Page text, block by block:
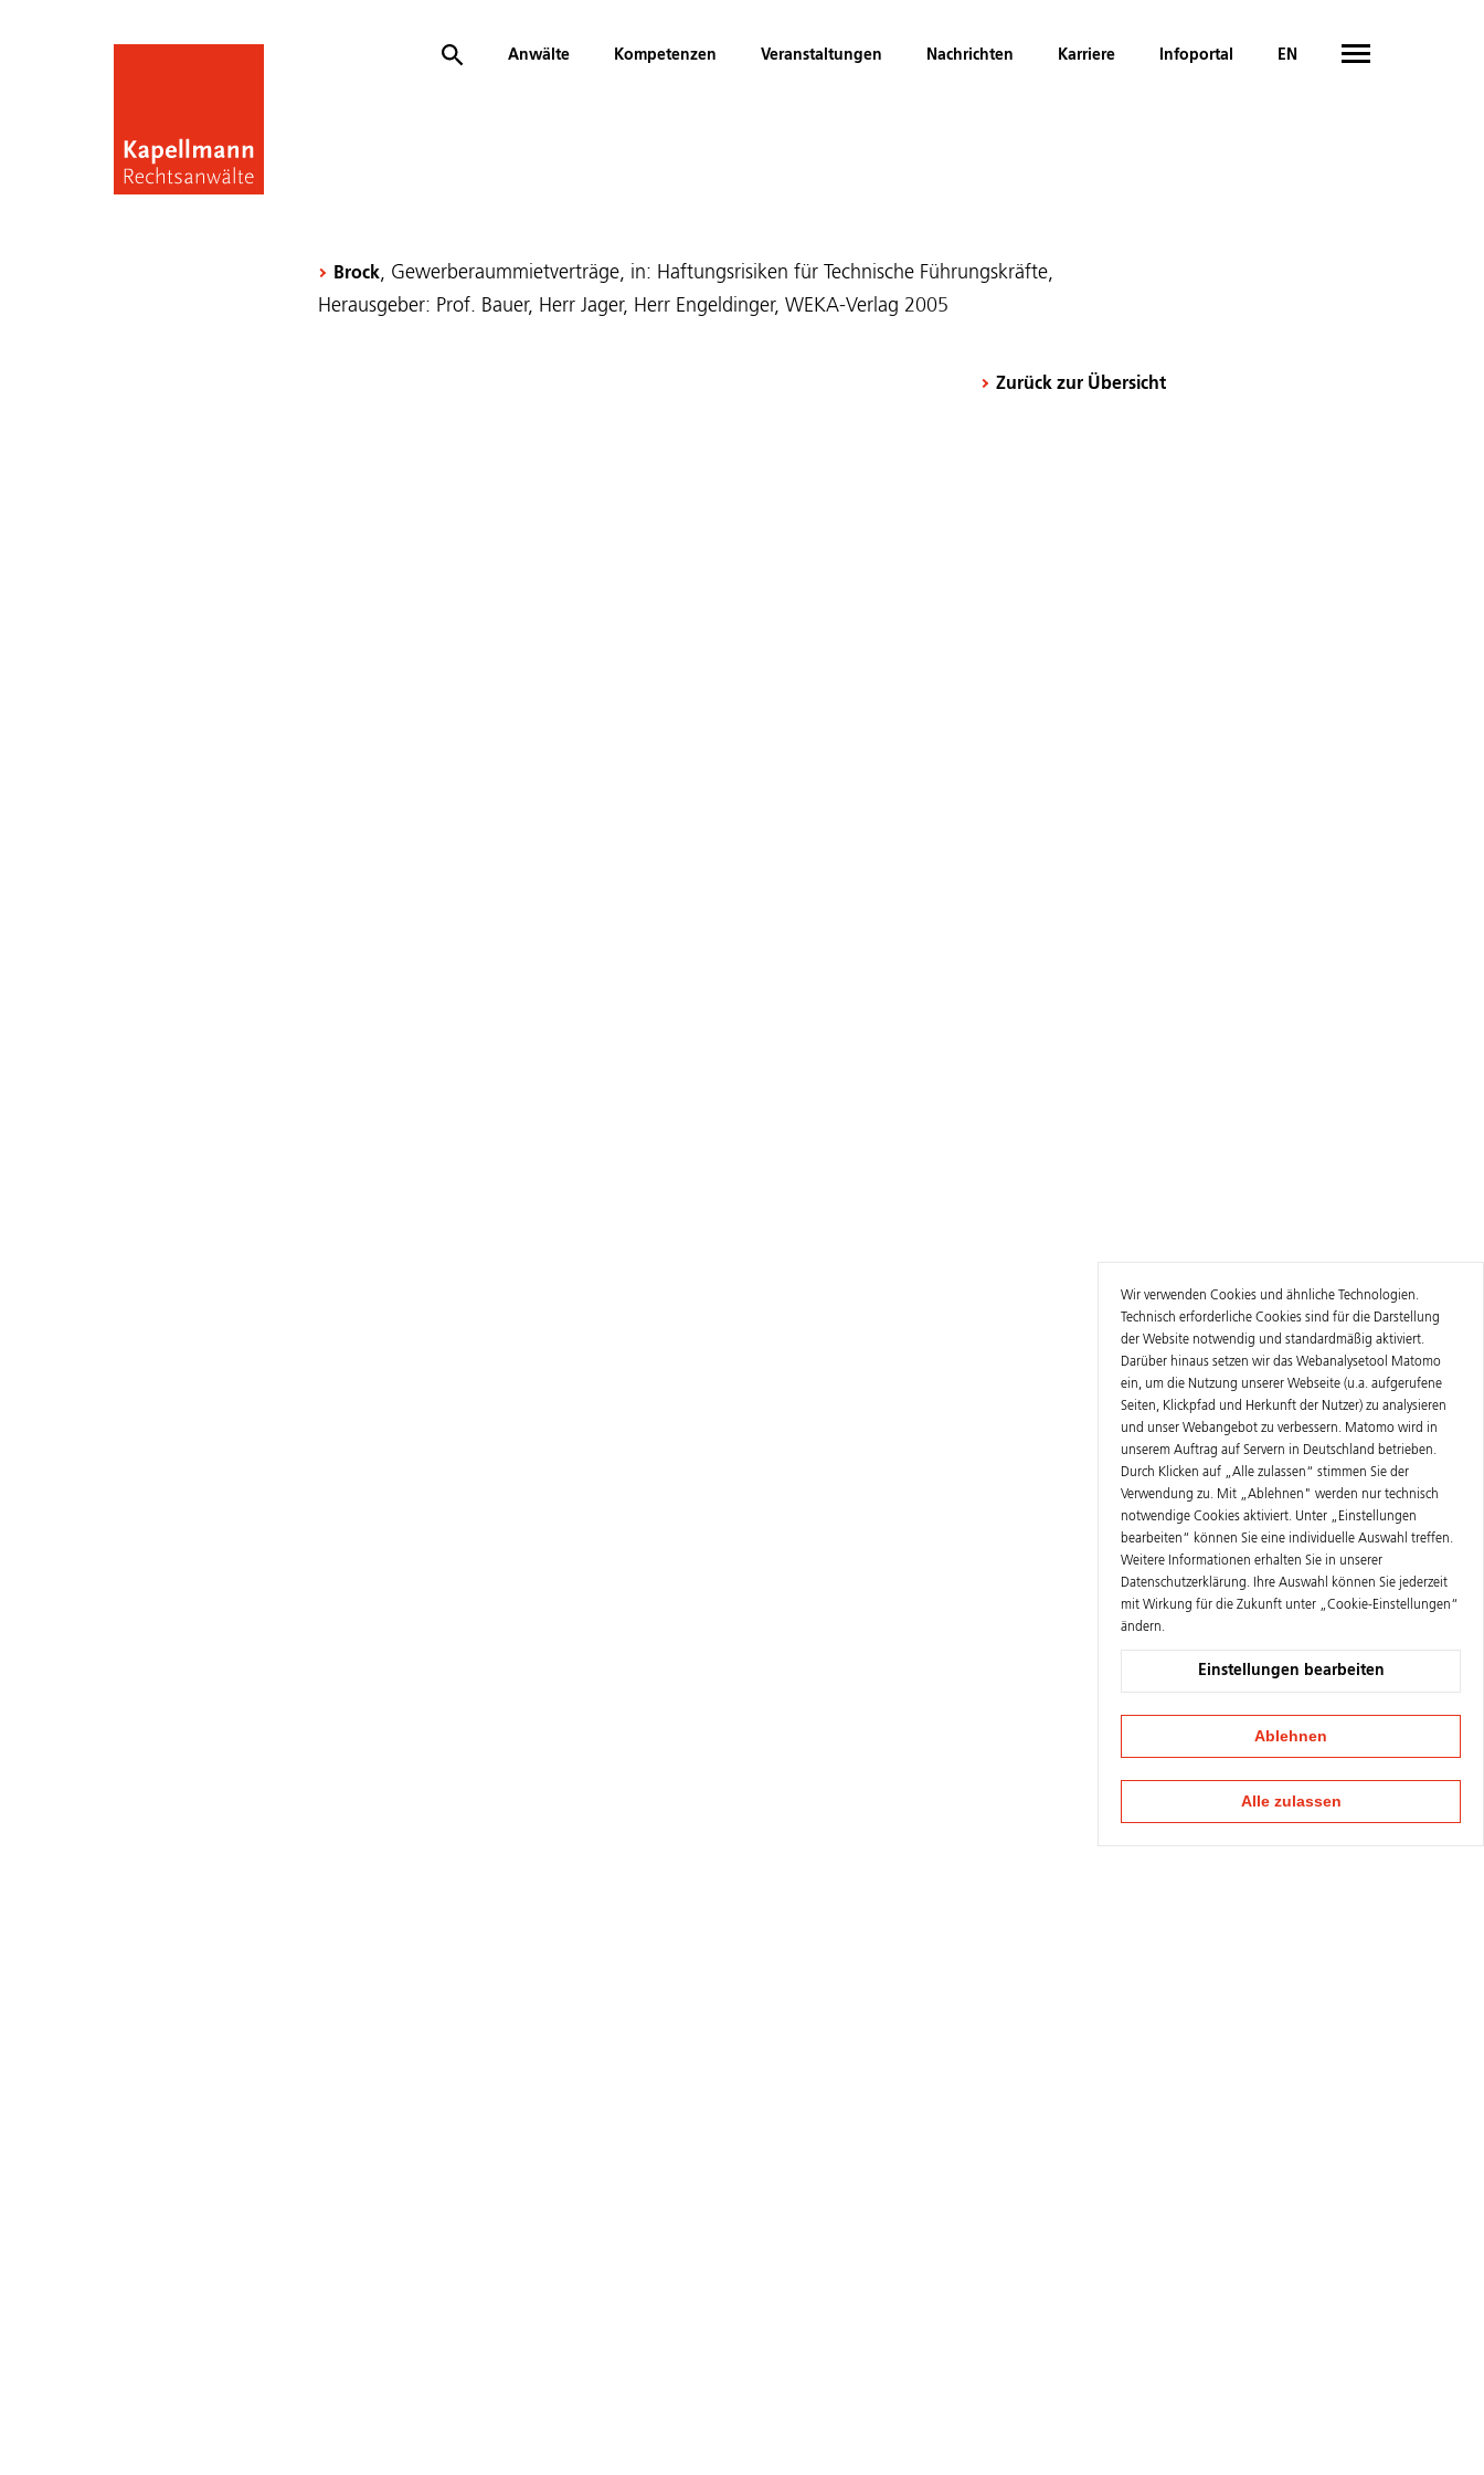
Anwälte Kompetenzen Veranstaltungen Nachrichten Karriere Infoportal EN
Brock, Gewerberaummietverträge, in: Haftungsrisiken für Technische Führungskräfte,
Herausgeber: Prof. Bauer, Herr Jager, Herr Engeldinger, WEKA-Verlag 2005
Zurück zur Übersicht
Wir verwenden Cookies und ähnliche Technologien.
Technisch erforderliche Cookies sind für die Darstellung
der Website notwendig und standardmäßig aktiviert.
Darüber hinaus setzen wir das Webanalysetool Matomo
ein, um die Nutzung unserer Webseite (u.a. aufgerufene
Seiten, Klickpfad und Herkunft der Nutzer) zu analysieren
und unser Webangebot zu verbessern. Matomo wird in
unserem Auftrag auf Servern in Deutschland betrieben.
Durch Klicken auf „Alle zulassen“ stimmen Sie der
Verwendung zu. Mit „Ablehnen" werden nur technisch
notwendige Cookies aktiviert. Unter „Einstellungen
bearbeiten“ können Sie eine individuelle Auswahl treffen.
Weitere Informationen erhalten Sie in unserer
Datenschutzerklärung. Ihre Auswahl können Sie jederzeit
mit Wirkung für die Zukunft unter „Cookie-Einstellungen“
ändern.
Einstellungen bearbeiten
Ablehnen
Alle zulassen